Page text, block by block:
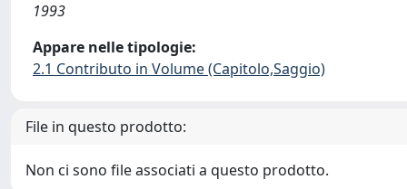
1993
Appare nelle tipologie:
2.1 Contributo in Volume (Capitolo,Saggio)
File in questo prodotto:
Non ci sono file associati a questo prodotto.